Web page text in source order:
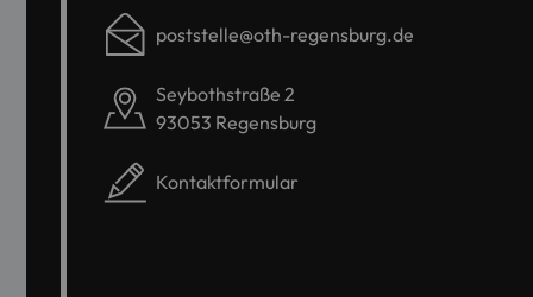
poststelle@oth-regensburg.de
Seybothstraße 2
93053 Regensburg
Kontaktformular